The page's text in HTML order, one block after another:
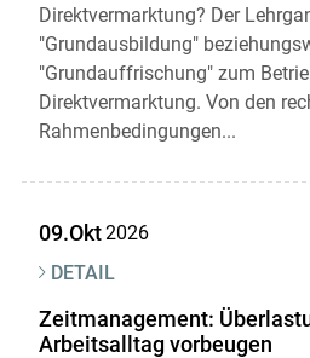
Direktvermarktung? Der
"Grundausbildung"
"Grundauffrischung" zum
Direktvermarktung. Von den
Rahmenbedingungen...
09.Okt2026
DETAIL
Zeitmanagement:
Arbeitsalltag vorbeugen